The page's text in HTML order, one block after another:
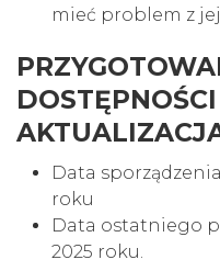
mieć problem z
Data
roku
Data ostatniego
2025 roku.